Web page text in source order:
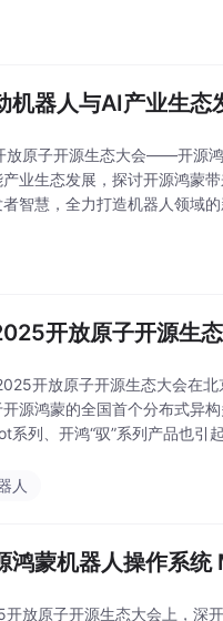
机器人与AI产业生
原子开源生态大会——开源
业生态发展，探讨开源鸿蒙
，全力打造机器人领域的新生态，促
开放原子开源生
开放原子开源生态大会在
源鸿蒙的全国首个分布式异
列、开鸿“驭”系列产品也引起生
人
鸿蒙机器人操作系
放原子开源生态大会上，深